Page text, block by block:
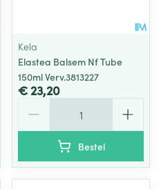
Kela
Elastea Balsem Nf Tube
150ml Verv.3813227
€ 23,20
Bestel